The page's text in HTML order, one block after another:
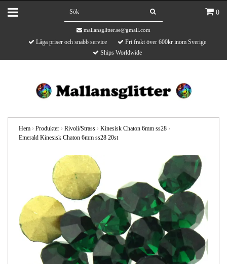
0
mallansglitter.se@gmail.com
Låga priser och snabb service
Fri frakt över 600kr inom Sverige
Ships Worldwide
Hem › Produkter › Rivoli/Strass › Kinesisk Chaton 6mm ss28 ›
Emerald Kinesisk Chaton 6mm ss28 20st